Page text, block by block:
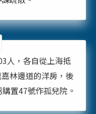
人，各自從上海抵
林邊道的洋房，後
置47號作孤兒院。